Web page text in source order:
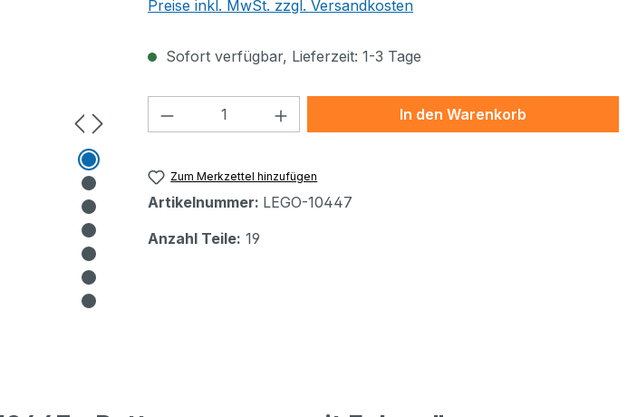
Preise inkl. MwSt. zzgl. Versandkosten
Sofort verfügbar, Lieferzeit: 1-3 Tage
Produkt Anzahl: Gib den gewünschten Wert
In den Warenkorb
Zum Merkzettel hinzufügen
Artikelnummer: LEGO-10447
Anzahl Teile: 19